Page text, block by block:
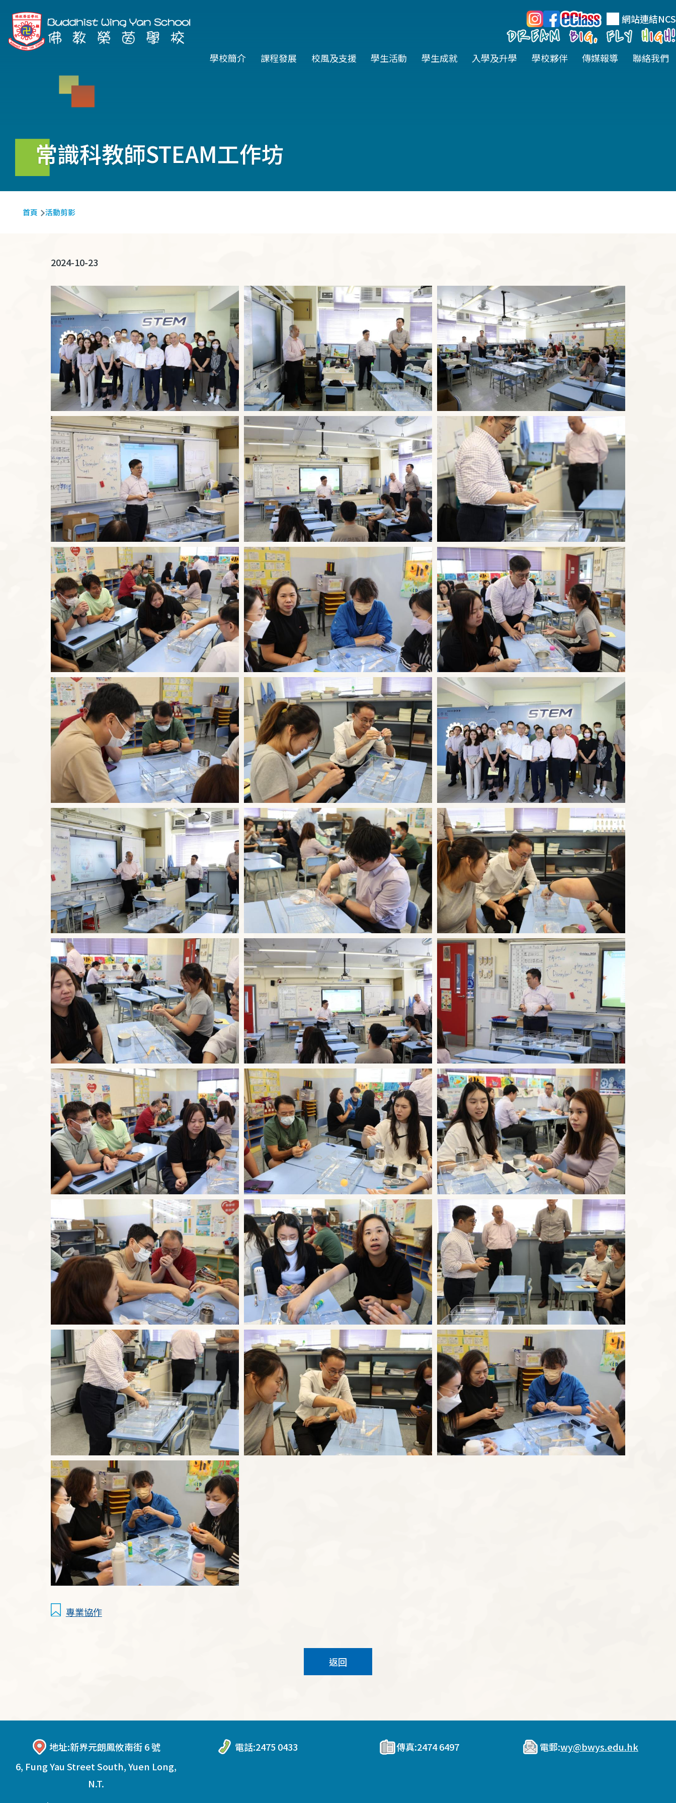
移至主內容
網站連結NCS
Main
學校簡介 課程發展 校風及支援 學生活動 學生成就 入學及升學 學校夥伴 傳媒報導 聯絡我們
常識科教師STEAM工作坊
航
首頁 活動剪影
2024-10-23
專業協作
返回
地址:新界元朗鳳攸南街 6 號
6, Fung Yau Street South, Yuen Long,
N.T.
電話:2475 0433 傳真:2474 6497 電郵:wy@bwys.edu.hk